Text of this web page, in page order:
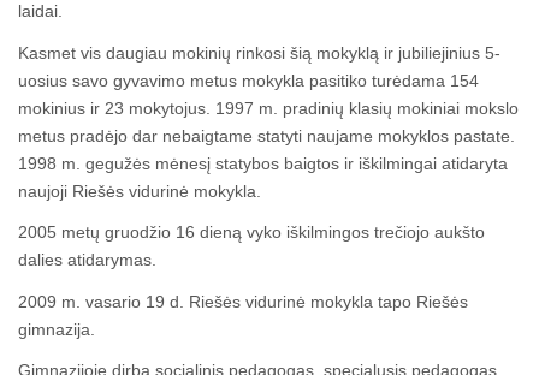
laidai.
Kasmet vis daugiau mokinių rinkosi šią mokyklą ir jubiliejinius 5-
uosius savo gyvavimo metus mokykla pasitiko turėdama 154
mokinius ir 23 mokytojus. 1997 m. pradinių klasių mokiniai mokslo
metus pradėjo dar nebaigtame statyti naujame mokyklos pastate.
1998 m. gegužės mėnesį statybos baigtos ir iškilmingai atidaryta
naujoji Riešės vidurinė mokykla.
2005 metų gruodžio 16 dieną vyko iškilmingos trečiojo aukšto
dalies atidarymas.
2009 m. vasario 19 d. Riešės vidurinė mokykla tapo Riešės
gimnazija.
Gimnazijoje dirba socialinis pedagogas, specialusis pedagogas,